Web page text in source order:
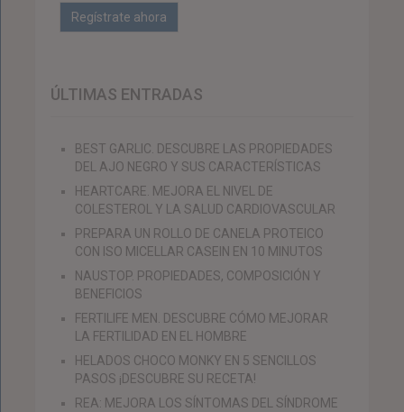
ÚLTIMAS ENTRADAS
BEST GARLIC. DESCUBRE LAS PROPIEDADES
DEL AJO NEGRO Y SUS CARACTERÍSTICAS
HEARTCARE. MEJORA EL NIVEL DE
COLESTEROL Y LA SALUD CARDIOVASCULAR
PREPARA UN ROLLO DE CANELA PROTEICO
CON ISO MICELLAR CASEIN EN 10 MINUTOS
NAUSTOP. PROPIEDADES, COMPOSICIÓN Y
BENEFICIOS
FERTILIFE MEN. DESCUBRE CÓMO MEJORAR
LA FERTILIDAD EN EL HOMBRE
HELADOS CHOCO MONKY EN 5 SENCILLOS
PASOS ¡DESCUBRE SU RECETA!
REA: MEJORA LOS SÍNTOMAS DEL SÍNDROME